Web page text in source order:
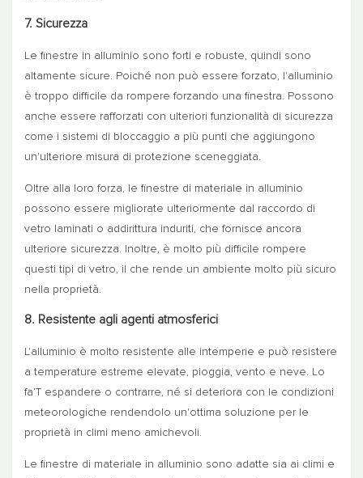
7. Sicurezza
Le finestre in alluminio sono forti e robuste, quindi sono
altamente sicure. Poiché non può essere forzato, l'alluminio
è troppo difficile da rompere forzando una finestra. Possono
anche essere rafforzati con ulteriori funzionalità di sicurezza
come i sistemi di bloccaggio a più punti che aggiungono
un'ulteriore misura di protezione sceneggiata.
Oltre alla loro forza, le finestre di materiale in alluminio
possono essere migliorate ulteriormente dal raccordo di
vetro laminati o addirittura induriti, che fornisce ancora
ulteriore sicurezza. Inoltre, è molto più difficile rompere
questi tipi di vetro, il che rende un ambiente molto più sicuro
nella proprietà.
8. Resistente agli agenti atmosferici
L'alluminio è molto resistente alle intemperie e può resistere
a temperature estreme elevate, pioggia, vento e neve. Lo
fa’T espandere o contrarre, né si deteriora con le condizioni
meteorologiche rendendolo un'ottima soluzione per le
proprietà in climi meno amichevoli.
Le finestre di materiale in alluminio sono adatte sia ai climi e